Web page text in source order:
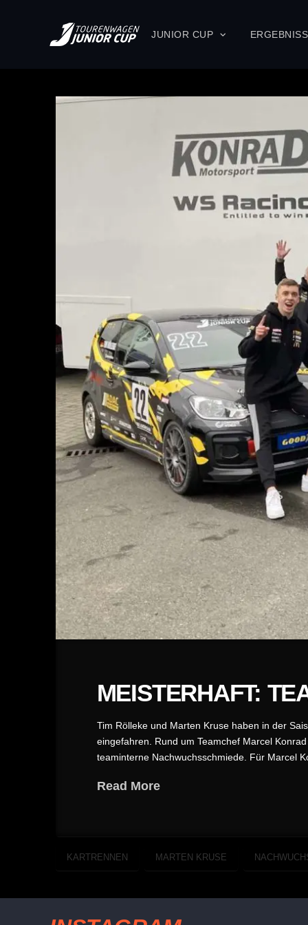
JUNIOR CUP
MEISTERHAFT:
Tim Rölleke und Marten Kruse haben in der
eingefahren. Rund um Teamchef Marcel
teaminterne Nachwuchsschmiede. Für Marcel
Read More
KARTRENNEN MARTEN KRUSE